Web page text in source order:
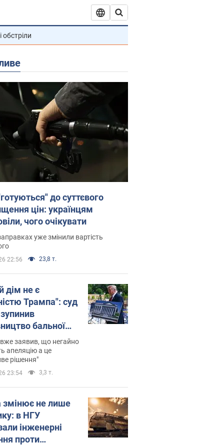
обстріли
до суттєвого
цін: українцям
чого очікувати
уже змінили вартість
22:56 23,8 т.
дім не є
Трампа": суд
бальної
$400 млн
заявив, що негайно
апеляцію а це
рішення"
23:54 3,3 т.
змінює не лише
в НГУ
інженерні
проти